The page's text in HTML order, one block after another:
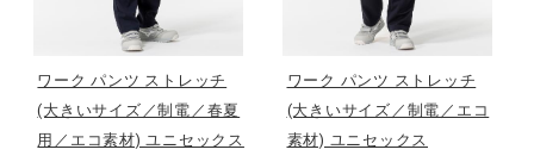
メディカル
コラボ／ライセンス
ワーク パンツ ストレッチ
(大きいサイズ／制電／春夏
用／エコ素材) ユニセックス
ワーク パンツ ストレッチ
(大きいサイズ／制電／エコ
素材) ユニセックス